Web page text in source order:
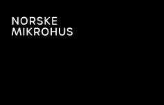
Last ned prospekt